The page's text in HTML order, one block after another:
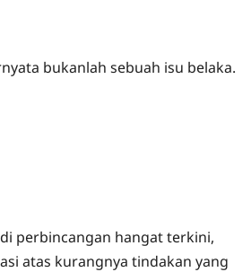
bukanlah sebuah isu belaka.
perbincangan hangat terkini,
atas kurangnya tindakan yang